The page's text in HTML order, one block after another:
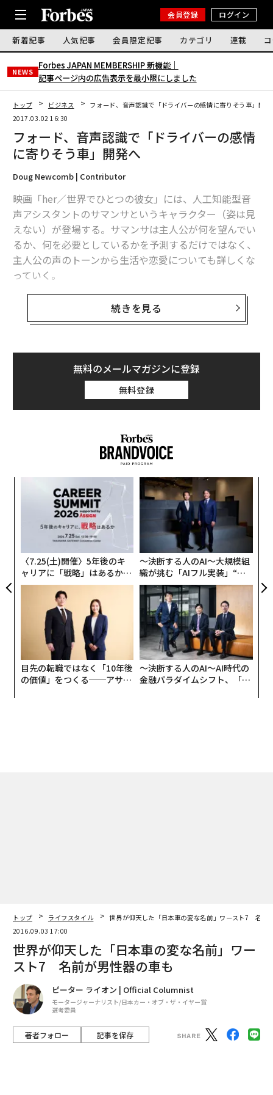
会員登録 ログイン
新着記事 人気記事 会員限定記事 カテゴリ 連載
NEWS
Forbes JAPAN MEMBERSHIP 新機能｜
記事ページ内の広告表示を最小限にしました
トップ ビジネス
フォード、音声認識で「ドライバーの感情に寄りそう車」開発
2017.03.02 16:30
フォード、音声認識で「ドライバーの感情
に寄りそう車」開発へ
Doug Newcomb | Contributor
映画「her／世界でひとつの彼女」には、人工知能型音
声アシスタントのサマンサというキャラクター（姿は見
えない）が登場する。サマンサは主人公が何を望んでい
るか、何を必要としているかを予測するだけではなく、
主人公の声のトーンから生活や恋愛についても詳しくな
っていく。
現在バルセロナで開催中（2月28日〜3月2日）のモバイ
ル・ワールド・コングレスを前に、米自動車大手のフォ
ることを発表した。ドライバーの感情に寄りそう音声認
識機能だという。
「当社はドライバーに共感し、親身になってくれる車の
開発に向かっている。ドライバーを元気づけるために冗
誕生日を思い出させたり、長距離ドライブの際には注意
力が途切れないようにしてくれる車だ」と、音声認識技
術の開発を行うニュアンス・コミュニケーションズ（Nu
ance Communications）のファティマ・バイタルはフォ
ード発の声明で発表した。同社はフォードをはじめ多く
の自動車メーカーに音声認識技術を供給している。
編集＝森 美歩
2026年9月号発売中
最新号の購入はこちらから
メンバーシップに登録する
続きを見る
無料のメールマガジンに登録
無料登録
〈7.25(土)開催〉5年後のキ
ャリアに「戦略」はあるか。
トップエグゼクティブのキャ
リアに触れる1日│CAREER S
UMMIT 2026
〜決断する人のAI〜大規模組
織が挑む「AIフル実装」“使
う”企業から“動く”企業へ【N
TTドコモビジネス×PwC】
目先の転職ではなく「10年後
の価値」をつくる──アサイ
〜決断する人のAI〜AI時代の
金融パラダイムシフト、「超
トップ ライフスタイル
世界が仰天した「日本車の変な名前」ワースト7 名前
2016.09.03 17:00
世界が仰天した「日本車の変な名前」ワー
スト7 名前が男性器の車も
ピーター ライオン | Official Columnist
モータージャーナリスト/日本カー・オブ・ザ・イヤー賞
選考委員
著者フォロー 記事を保存